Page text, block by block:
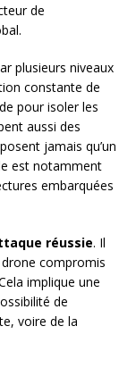
de
plusieurs niveaux
constante de
pour isoler les
aussi des
jamais qu’un
est notamment
embarquées
réussie. Il
compromis
implique une
de
voire de la